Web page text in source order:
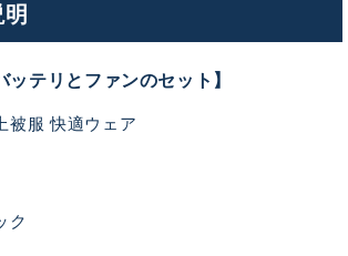
ッテリとファンのセット】
服 快適ウェア
ク